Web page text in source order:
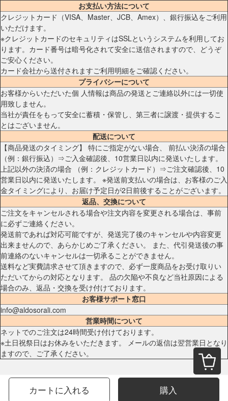
カートに入れる 購入
お支払い方法について
クレジットカード（VISA、Master、JCB、Amex）、銀行振込をご利用
いただけます。
※クレジットカードのセキュリティはSSLというシステムを利用してお
ります。カード番号は暗号化されて安全に送信されますので、どうぞ
ご安心ください。
カード会社から送付されますご利用明細をご確認ください。
プライバシーについて
お客様からいただいた個 人情報は商品の発送とご連絡以外には一切使
用致しません。
当社が責任をもって安全に蓄積・保管し、第三者に譲渡・提供するこ
とはございません。
配送について
【商品発送のタイミング】 特にご指定がない場合、 前払い決済の場合
（例：銀行振込）⇒ご入金確認後、10営業日以内に発送いたします。
上記以外の決済の場合 （例：クレジットカード）⇒ご注文確認後、10
営業日以内に発送いたします。 ※発送前支払いの場合は、お客様のご入
金タイミングにより、お届け予定日が2日前後することがございます。
返品、交換について
ご注文をキャンセルされる場合や注文内容を変更される場合は、事前
に必ずご連絡ください。
発送前であれば対応可能ですが、発送完了後のキャンセルや内容変更
出来ませんので、あらかじめご了承ください。 また、代引発送後の事
前連絡のないキャンセルは一切承ることができません。
送料など実費請求させて頂きますので、必ず一度商品をお受け取りい
ただいてからの対応となります。 品の欠陥や不良など当社原因による
場合のみ、返品・交換を受け付けております。
お客様サポート窓口
info@aldosorali.com
営業時間について
ネットでのご注文は24時間受け付けております。
※土日祝祭日はお休みをいただきます。 メールの返信は翌営業日となり
ますので、ご了承ください。